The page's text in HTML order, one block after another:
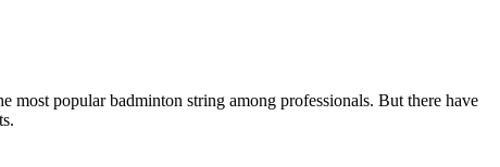
popular badminton string among professionals. But there have